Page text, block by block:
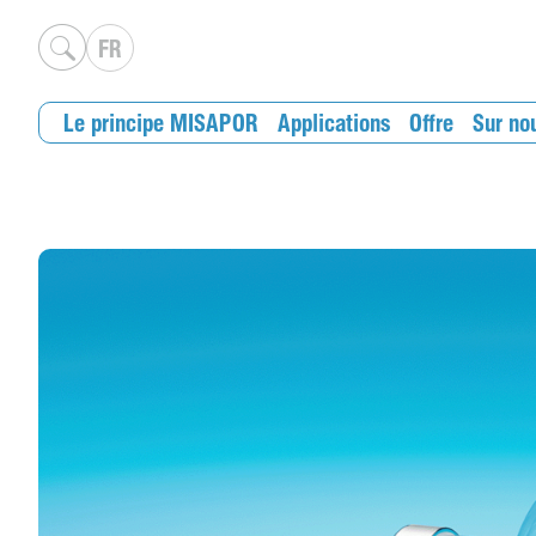
FR
Le principe MISAPOR Applications Offre Sur